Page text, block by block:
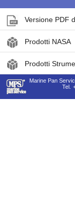
Versione PDF
Prodotti NASA
Prodotti
Marine Pan
Tel.